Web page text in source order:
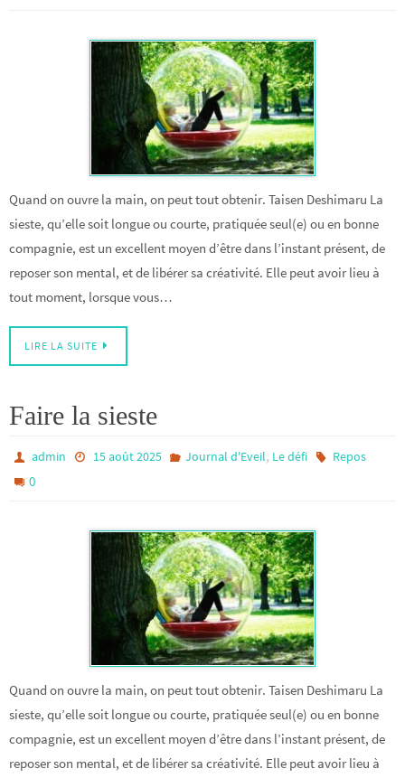
Quand on ouvre la main, on peut tout obtenir. Taisen Deshimaru La
sieste, qu’elle soit longue ou courte, pratiquée seul(e) ou en bonne
compagnie, est un excellent moyen d’être dans l’instant présent, de
reposer son mental, et de libérer sa créativité. Elle peut avoir lieu à
tout moment, lorsque vous…
LIRE LA SUITE
Faire la sieste
admin 15 août 2025 Journal d'Eveil, Le défi Repos
0
Quand on ouvre la main, on peut tout obtenir. Taisen Deshimaru La
sieste, qu’elle soit longue ou courte, pratiquée seul(e) ou en bonne
compagnie, est un excellent moyen d’être dans l’instant présent, de
reposer son mental, et de libérer sa créativité. Elle peut avoir lieu à